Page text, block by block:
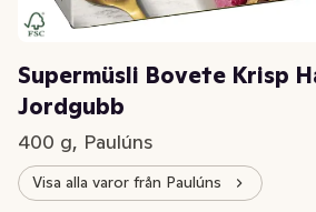
Supermüsli Bovete Krisp
Jordgubb
400 g, Paulúns
Visa alla varor från Paulúns